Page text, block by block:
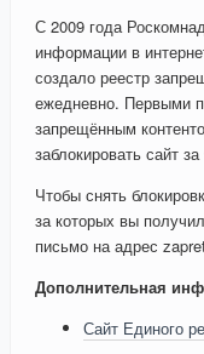
С 2009 года
информации в
создало реестр
ежедневно. Первыми
запрещённым
заблокировать сайт
Чтобы снять
за которых вы
письмо на адрес
Дополнительная
Сайт Единого